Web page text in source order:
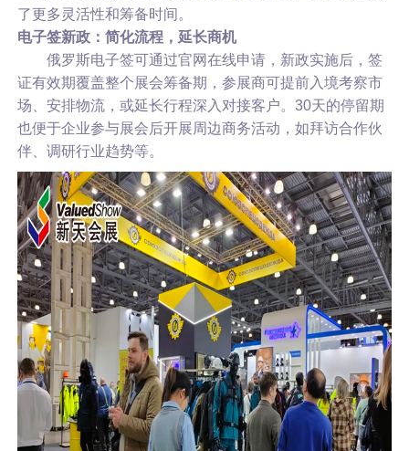
了更多灵活性和筹备时间。
电子签新政：简化流程，延长商机
俄罗斯电子签可通过官网在线申请，新政实施后，签
证有效期覆盖整个展会筹备期，参展商可提前入境考察市
场、安排物流，或延长行程深入对接客户。30天的停留期
也便于企业参与展会后开展周边商务活动，如拜访合作伙
伴、调研行业趋势等。